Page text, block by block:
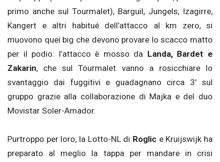
primo anche sul Tourmalet), Barguil, Jungels, Izagirre,
Kangert e altri habitué dell’attacco al km zero, si
muovono quei big che devono provare lo scacco matto
per il podio: l’attacco è mosso da Landa, Bardet e
Zakarin, che sul Tourmalet vanno a rosicchiare lo
svantaggio dai fuggitivi e guadagnano circa 3′ sul
gruppo grazie alla collaborazione di Majka e del duo
Movistar Soler-Amador.
Purtroppo per loro, la Lotto-NL di Roglic e Kruijswijk ha
preparato al meglio la tappa per mandare in crisi